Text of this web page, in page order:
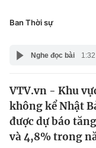
Pháp luật
Thế giới
Tin tức
Y tế
Công nghệ
Ban Thời sự
Nghe đọc bài 1:32
VTV.vn - Khu
không kể Nhật
được dự báo
và 4,8% trong